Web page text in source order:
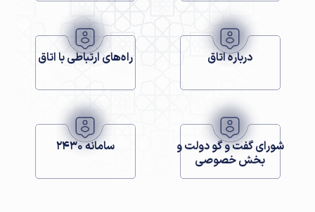
درباره اتاق راه‌های ارتباطی با اتاق
شورای گفت و گو دولت و
بخش خصوصی
سامانه 2430